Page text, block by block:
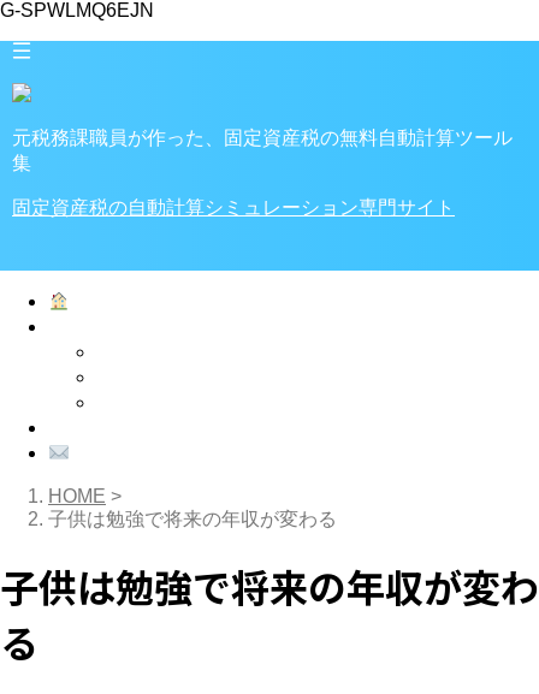
G-SPWLMQ6EJN
元税務課職員が作った、固定資産税の無料自動計算ツール
集
固定資産税の自動計算シミュレーション専門サイト
HOME >
子供は勉強で将来の年収が変わる
子供は勉強で将来の年収が変わ
る